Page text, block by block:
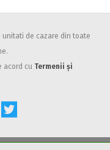
unitati de cazare din toate
acord cu Termenii și